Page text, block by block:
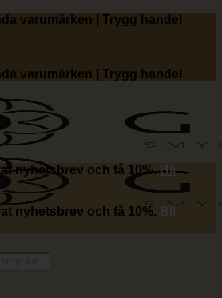
varumärken | Trygg handel
varumärken | Trygg handel
nyhetsbrev och få 10%.Bli
nyhetsbrev och få 10%. Bli